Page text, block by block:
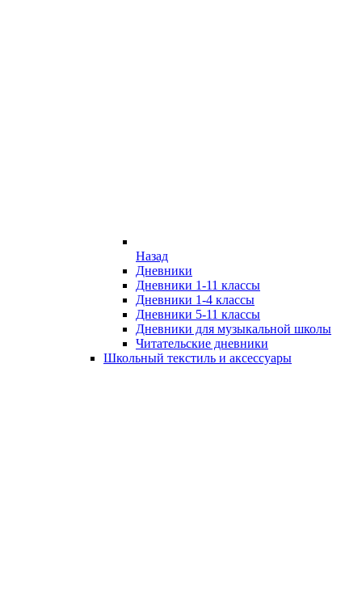
Назад
Дневники
Дневники 1-11 классы
Дневники 1-4 классы
Дневники 5-11 классы
Дневники для музыкальной школы
Читательские дневники
Школьный текстиль и аксессуары